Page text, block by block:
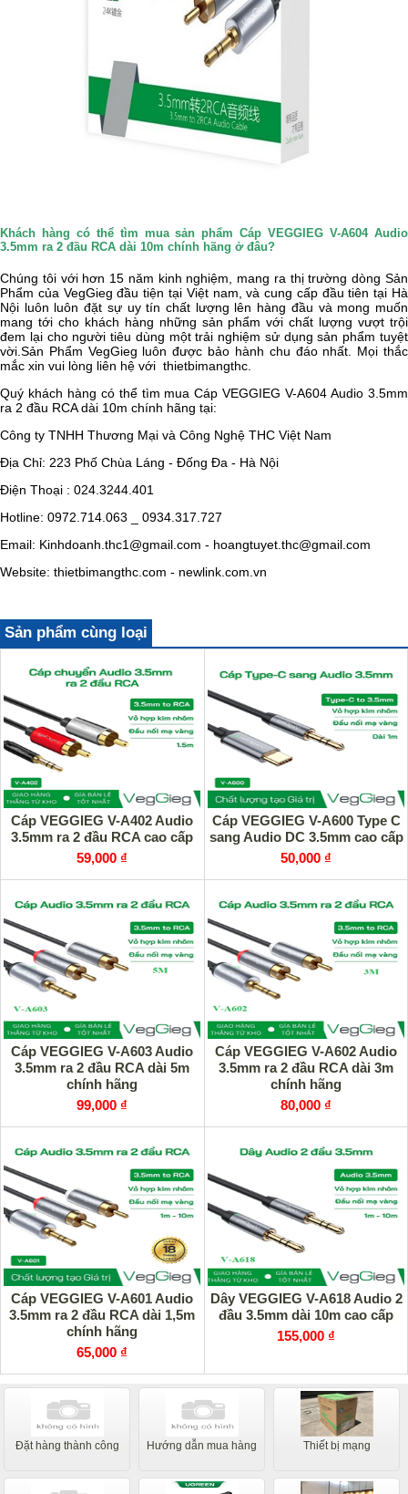
Khách hàng có thể tìm mua sản phẩm Cáp VEGGIEG V-A604 Audio
3.5mm ra 2 đầu RCA dài 10m chính hãng ở đâu?
Chúng tôi với hơn 15 năm kinh nghiệm, mang ra thị trường dòng Sản
Phẩm của VegGieg đầu tiện tại Việt nam, và cung cấp đầu tiên tại Hà
Nội luôn luôn đặt sự uy tín chất lượng lên hàng đầu và mong muốn
mang tới cho khách hàng những sản phẩm với chất lượng vượt trội
đem lại cho người tiêu dùng một trải nghiệm sử dụng sản phẩm tuyệt
vời.Sản Phẩm VegGieg luôn được bảo hành chu đáo nhất. Mọi thắc
mắc xin vui lòng liên hệ với thietbimangthc.
Quý khách hàng có thể tìm muaCáp VEGGIEG V-A604 Audio 3.5mm
ra 2 đầu RCA dài 10m chính hãng tại:
Công ty TNHH Thương Mại và Công Nghệ THC Việt Nam
Địa Chỉ: 223 Phố Chùa Láng - Đống Đa - Hà Nội
Điện Thoại : 024.3244.401
Hotline: 0972.714.063 _ 0934.317.727
Email: Kinhdoanh.thc1@gmail.com - hoangtuyet.thc@gmail.com
Website: thietbimangthc.com - newlink.com.vn
Sản phẩm cùng loại
Cáp VEGGIEG V-A402 Audio
3.5mm ra 2 đầu RCA cao cấp
59,000 ₫
Cáp VEGGIEG V-A600 Type C
sang Audio DC 3.5mm cao cấp
50,000 ₫
Cáp VEGGIEG V-A603 Audio
3.5mm ra 2 đầu RCA dài 5m
chính hãng
99,000 ₫
Cáp VEGGIEG V-A602 Audio
3.5mm ra 2 đầu RCA dài 3m
chính hãng
80,000 ₫
Cáp VEGGIEG V-A601 Audio
3.5mm ra 2 đầu RCA dài 1,5m
chính hãng
65,000 ₫
Dây VEGGIEG V-A618 Audio 2
đầu 3.5mm dài 10m cao cấp
155,000 ₫
Đặt hàng thành công Hướng dẫn mua hàng Thiết bị mạng